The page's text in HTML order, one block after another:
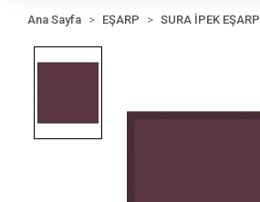
Ana Sayfa EŞARP SURA İPEK EŞARP